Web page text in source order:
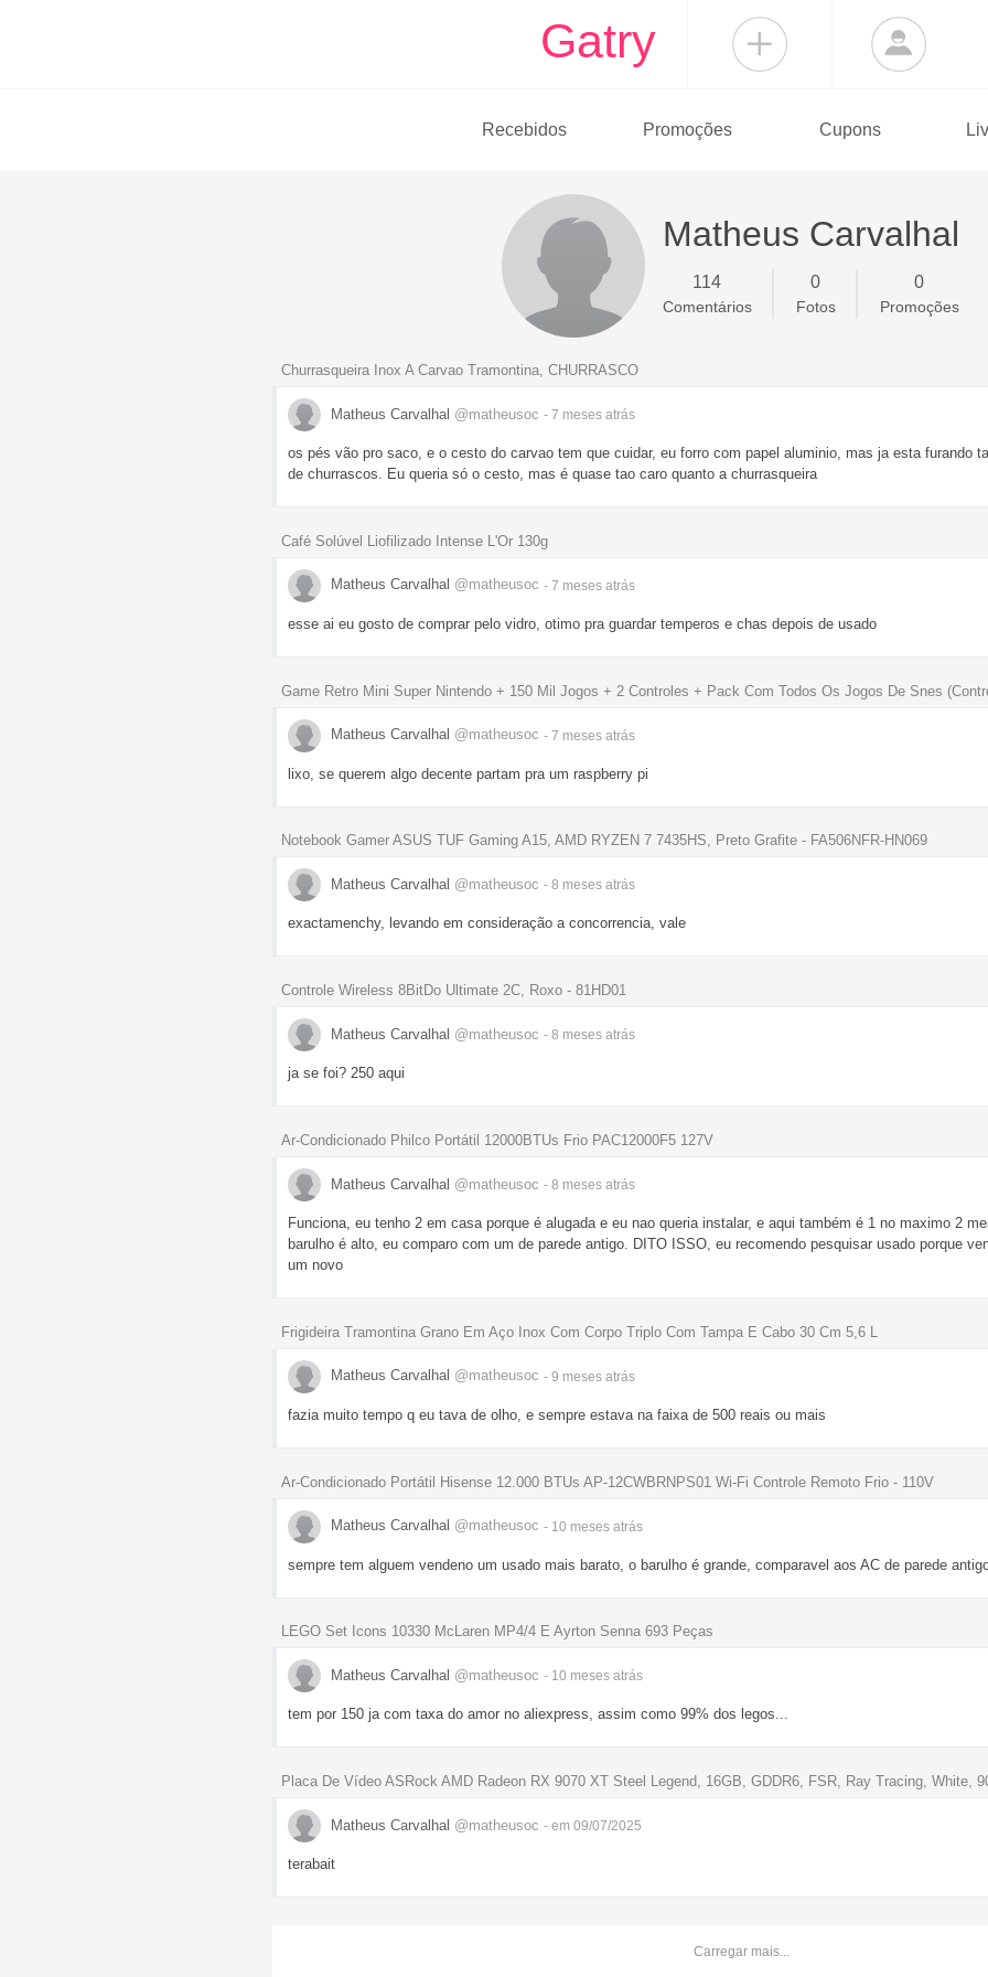
Gatry
Recebidos Promoções Cupons
Matheus Carvalhal
114
Comentários
0
Fotos
0
Promoções
Churrasqueira Inox A Carvao Tramontina, CHURRASCO
Matheus Carvalhal @matheusoc - 7 meses atrás
os pés vão pro saco, e o cesto do carvao tem que cuidar, eu forro com papel aluminio, mas ja esta furando
de churrascos. Eu queria só o cesto, mas é quase tao caro quanto a churrasqueira
Café Solúvel Liofilizado Intense L'Or 130g
Matheus Carvalhal @matheusoc - 7 meses atrás
esse ai eu gosto de comprar pelo vidro, otimo pra guardar temperos e chas depois de usado
Game Retro Mini Super Nintendo + 150 Mil Jogos + 2 Controles + Pack Com Todos Os Jogos De Snes
Matheus Carvalhal @matheusoc - 7 meses atrás
lixo, se querem algo decente partam pra um raspberry pi
Notebook Gamer ASUS TUF Gaming A15, AMD RYZEN 7 7435HS, Preto Grafite - FA506NFR-HN069
Matheus Carvalhal @matheusoc - 8 meses atrás
exactamenchy, levando em consideração a concorrencia, vale
Controle Wireless 8BitDo Ultimate 2C, Roxo - 81HD01
Matheus Carvalhal @matheusoc - 8 meses atrás
ja se foi? 250 aqui
Ar-Condicionado Philco Portátil 12000BTUs Frio PAC12000F5 127V
Matheus Carvalhal @matheusoc - 8 meses atrás
Funciona, eu tenho 2 em casa porque é alugada e eu nao queria instalar, e aqui também é 1 no maximo 2
barulho é alto, eu comparo com um de parede antigo. DITO ISSO, eu recomendo pesquisar usado porque
um novo
Frigideira Tramontina Grano Em Aço Inox Com Corpo Triplo Com Tampa E Cabo 30 Cm 5,6 L
Matheus Carvalhal @matheusoc - 9 meses atrás
fazia muito tempo q eu tava de olho, e sempre estava na faixa de 500 reais ou mais
Ar-Condicionado Portátil Hisense 12.000 BTUs AP-12CWBRNPS01 Wi-Fi Controle Remoto Frio - 110V
Matheus Carvalhal @matheusoc - 10 meses atrás
sempre tem alguem vendeno um usado mais barato, o barulho é grande, comparavel aos AC de parede
LEGO Set Icons 10330 McLaren MP4/4 E Ayrton Senna 693 Peças
Matheus Carvalhal @matheusoc - 10 meses atrás
tem por 150 ja com taxa do amor no aliexpress, assim como 99% dos legos...
Placa De Vídeo ASRock AMD Radeon RX 9070 XT Steel Legend, 16GB, GDDR6, FSR, Ray Tracing, White,
Matheus Carvalhal @matheusoc - em 09/07/2025
terabait
Carregar mais...